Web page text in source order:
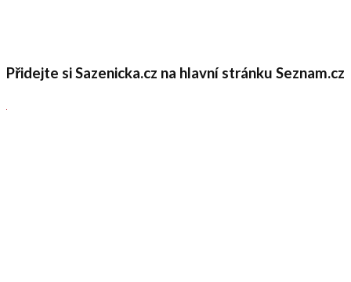
Přidejte si Sazenicka.cz na hlavní stránku Seznam.cz